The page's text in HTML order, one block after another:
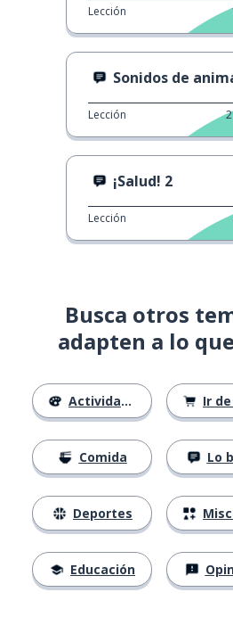
Lección
Sonidos de
Lección
¡Salud! 2
Lección
Busca otros
adapten a lo
Actividades
Comida
Deportes
Educación
Ir de
Lo